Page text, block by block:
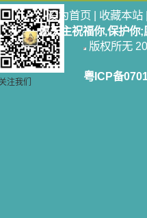
注我们
设为首页 | 收藏本站
愿天主祝福你,保护你
版权所无
粤ICP备